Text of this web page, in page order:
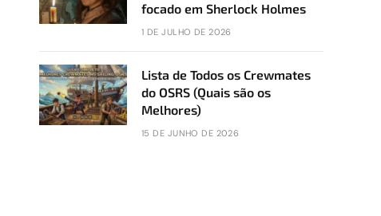
focado em Sherlock Holmes
1 DE JULHO DE 2026
Lista de Todos os Crewmates
do OSRS (Quais são os
Melhores)
15 DE JUNHO DE 2026